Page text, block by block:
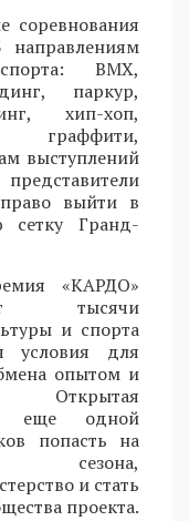
соревнования
BMX,
паркур,
хип-хоп,
граффити,
выступлений
выйти в
сетку Гранд-
«КАРДО»
тысячи
и спорта
условия для
опытом и
Открытая
еще одной
попасть на
сезона,
и стать
проекта.